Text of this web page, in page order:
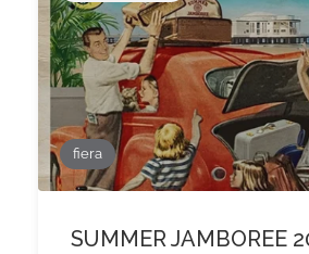
fiera
SUMMER JAMBOREE